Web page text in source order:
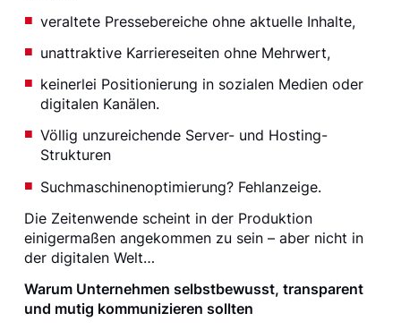
veraltete Pressebereiche ohne aktuelle Inhalte,
unattraktive Karriereseiten ohne Mehrwert,
keinerlei Positionierung in sozialen Medien oder
digitalen Kanälen.
Völlig unzureichende Server- und Hosting-
Strukturen
Suchmaschinenoptimierung? Fehlanzeige.
Die Zeitenwende scheint in der Produktion
einigermaßen angekommen zu sein – aber nicht in
der digitalen Welt…
Warum Unternehmen selbstbewusst, transparent
und mutig kommunizieren sollten